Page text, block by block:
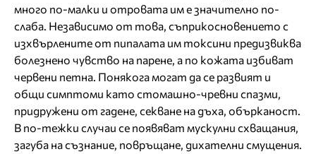
много по-малки и отровата им е значително по-
слаба. Независимо от това, съприкосновението с
изхвърлените от пипалата им токсини предизвиква
болезнено чувство на парене, а по кожата избиват
червени петна. Понякога могат да се развият и
общи симптоми като стомашно-чревни спазми,
придружени от гадене, секване на дъха, обърканост.
В по-тежки случаи се появяват мускулни схващания,
загуба на съзнание, повръщане, дихателни смущения.